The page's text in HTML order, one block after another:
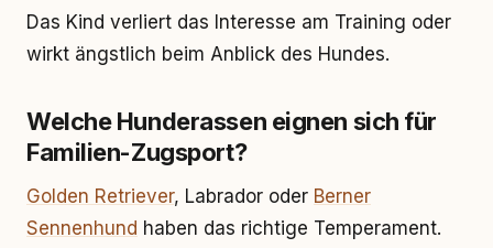
Das Kind verliert das Interesse am Training oder
wirkt ängstlich beim Anblick des Hundes.
Welche Hunderassen eignen sich für
Familien-Zugsport?
Golden Retriever, Labrador oder Berner
Sennenhund haben das richtige Temperament.